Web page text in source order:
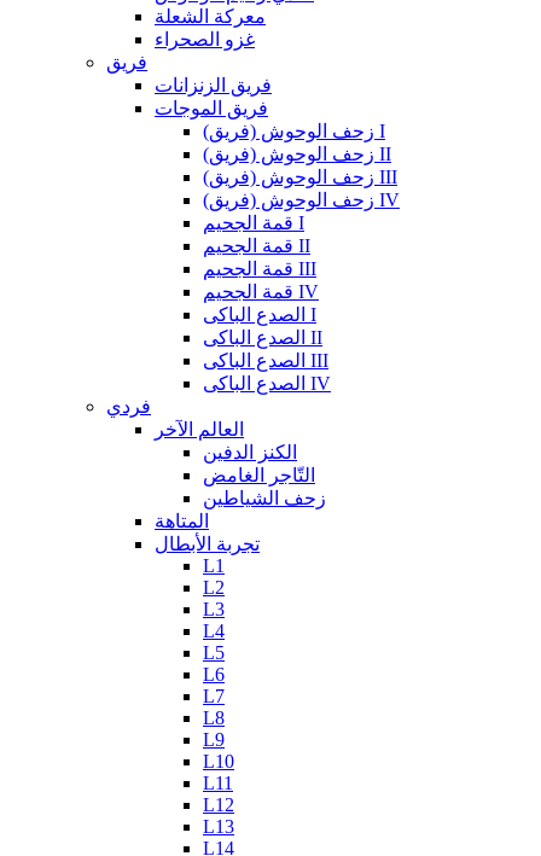
معركة الشعلة
غزو الصحراء
فريق
فريق الزنزانات
فريق الموجات
زحف الوحوش (فريق) I
زحف الوحوش (فريق) II
زحف الوحوش (فريق) III
زحف الوحوش (فريق) IV
قمة الجحيم I
قمة الجحيم II
قمة الجحيم III
قمة الجحيم IV
الصدع الباكى I
الصدع الباكى II
الصدع الباكى III
الصدع الباكى IV
فردي
العالم الآخر
الكنز الدفين
التّاجر الغامض
زحف الشياطين
المتاهة
تجربة الأبطال
L1
L2
L3
L4
L5
L6
L7
L8
L9
L10
L11
L12
L13
L14